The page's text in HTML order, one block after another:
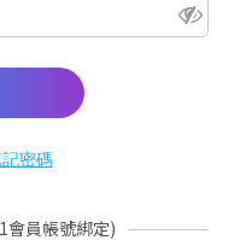
密碼
會員帳號綁定)